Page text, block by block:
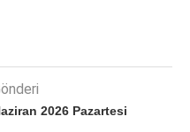
2026 Pazartesi